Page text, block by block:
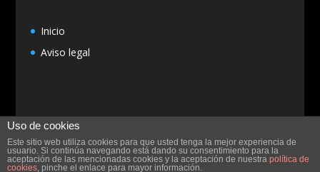
Inicio
Aviso legal
Diseño y programaciónCulBuks
Uso de cookies
Este sitio web utiliza cookies para que usted tenga la mejor experiencia de
usuario. Si continúa navegando está dando su consentimiento para la
aceptación de las mencionadas cookies y la aceptación de nuestra política de
cookies, pinche el enlace para mayor información.